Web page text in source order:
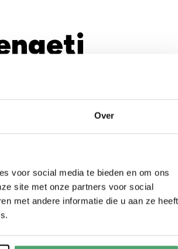
Over
voor social media te bieden en om ons
site met onze partners voor social
met andere informatie die u aan ze heeft
uit de EKO Wood collection is een eiken
door zijn robuuste en natuurlijke
afwerking laat de karaktervolle nerven
waardoor iedere plank uniek is. Met
De EKO
kwaliteit en duurzaamheid, en
visueel een meerwaarde biedt voor je